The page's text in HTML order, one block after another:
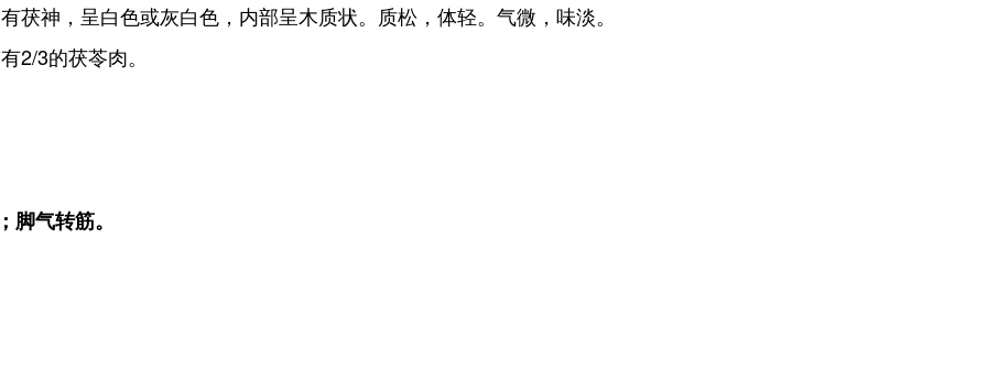
神，呈白色或灰白色，内部呈木质状。质松，体轻。气微，味淡。
2/3的茯苓肉。
气转筋。